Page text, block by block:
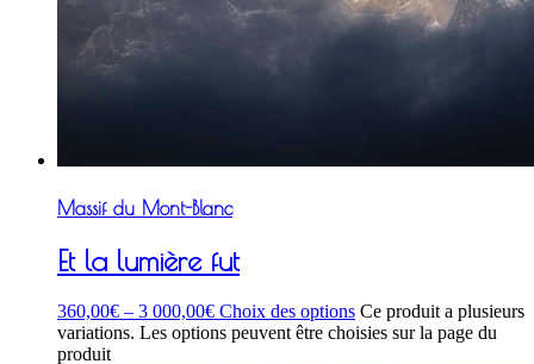
Massif du Mont-Blanc
Et la lumière fut
360,00€ – 3 000,00€ Choix des options Ce produit a plusieurs
variations. Les options peuvent être choisies sur la page du
produit